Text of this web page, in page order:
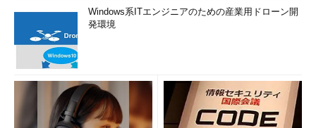
Windows系ITエンジニアのための産業用ドローン開
発環境